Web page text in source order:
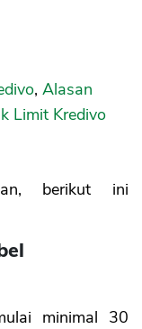
, Alasan
Limit Kredivo
berikut ini
minimal 30